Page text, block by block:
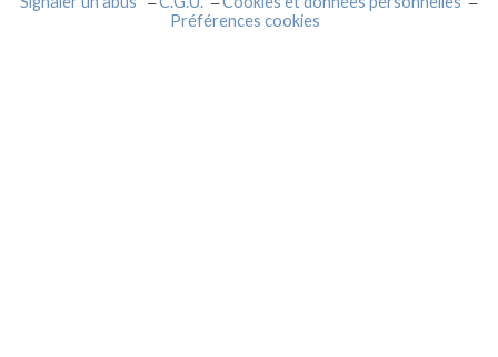
Préférences cookies